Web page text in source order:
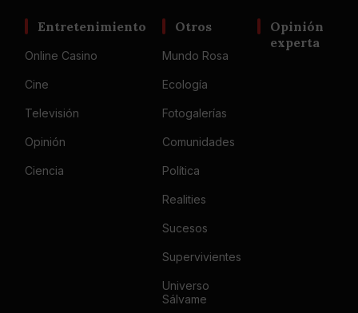
Entretenimiento
Online Casino
Cine
Televisión
Opinión
Ciencia
Otros
Mundo Rosa
Ecología
Fotogalerías
Comunidades
Política
Realities
Sucesos
Supervivientes
Universo
Sálvame
Opinión
experta